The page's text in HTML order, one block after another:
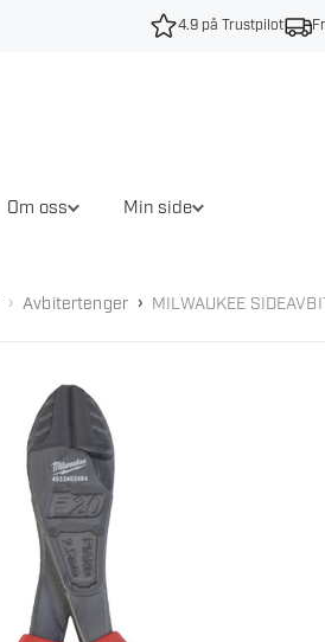
4.9 på Trustpilot
Om oss Min side
› Avbitertenger › MILWAUKEE